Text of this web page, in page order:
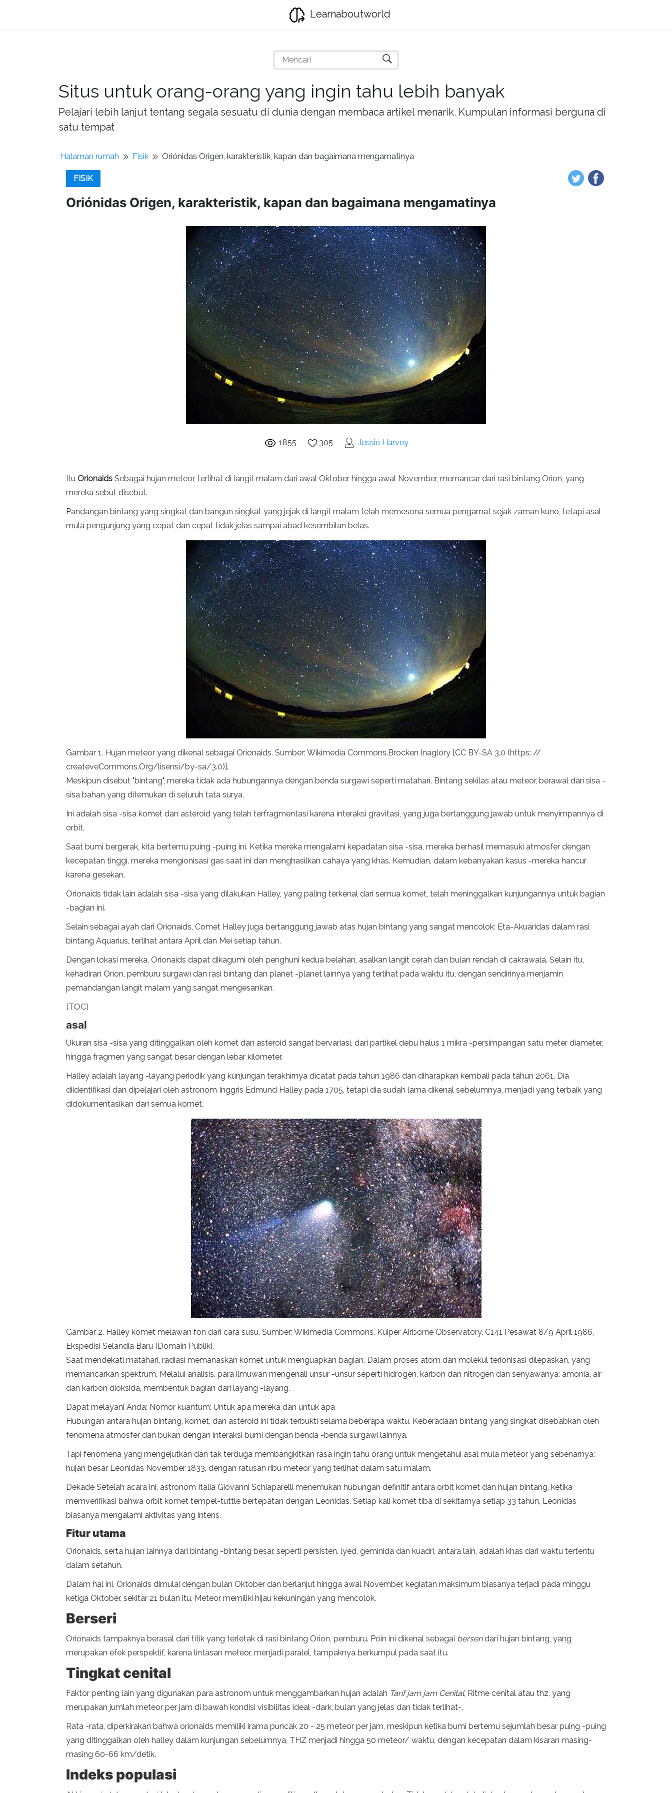
Learnaboutworld
Situs untuk orang-orang yang ingin tahu lebih banyak
Pelajari lebih lanjut tentang segala sesuatu di dunia dengan membaca artikel menarik. Kumpulan informasi berguna di
satu tempat
Halaman rumah Fisik Oriónidas Origen, karakteristik, kapan dan bagaimana mengamatinya
FISIK
Oriónidas Origen, karakteristik, kapan dan bagaimana mengamatinya
1855 305 Jessie Harvey
Itu Orionaids Sebagai hujan meteor, terlihat di langit malam dari awal Oktober hingga awal November, memancar dari rasi bintang Orion, yang
mereka sebut disebut.
Pandangan bintang yang singkat dan bangun singkat yang jejak di langit malam telah memesona semua pengamat sejak zaman kuno, tetapi asal
mula pengunjung yang cepat dan cepat tidak jelas sampai abad kesembilan belas.
Gambar 1. Hujan meteor yang dikenal sebagai Orionaids. Sumber: Wikimedia Commons.Brocken Inaglory [CC BY-SA 3.0 (https: //
createveCommons.Org/lisensi/by-sa/3.0)].
Meskipun disebut "bintang", mereka tidak ada hubungannya dengan benda surgawi seperti matahari. Bintang sekilas atau meteor, berawal dari sisa -
sisa bahan yang ditemukan di seluruh tata surya.
Ini adalah sisa -sisa komet dan asteroid yang telah terfragmentasi karena interaksi gravitasi, yang juga bertanggung jawab untuk menyimpannya di
orbit.
Saat bumi bergerak, kita bertemu puing -puing ini. Ketika mereka mengalami kepadatan sisa -sisa, mereka berhasil memasuki atmosfer dengan
kecepatan tinggi, mereka mengionisasi gas saat ini dan menghasilkan cahaya yang khas. Kemudian, dalam kebanyakan kasus -mereka hancur
karena gesekan.
Orionaids tidak lain adalah sisa -sisa yang dilakukan Halley, yang paling terkenal dari semua komet, telah meninggalkan kunjungannya untuk bagian
-bagian ini.
Selain sebagai ayah dari Orionaids, Comet Halley juga bertanggung jawab atas hujan bintang yang sangat mencolok: Eta-Akuáridas dalam rasi
bintang Aquarius, terlihat antara April dan Mei setiap tahun.
Dengan lokasi mereka, Orionaids dapat dikagumi oleh penghuni kedua belahan, asalkan langit cerah dan bulan rendah di cakrawala. Selain itu,
kehadiran Orion, pemburu surgawi dan rasi bintang dan planet -planet lainnya yang terlihat pada waktu itu, dengan sendirinya menjamin
pemandangan langit malam yang sangat mengesankan.
[TOC]
asal
Ukuran sisa -sisa yang ditinggalkan oleh komet dan asteroid sangat bervariasi, dari partikel debu halus 1 mikra -persimpangan satu meter diameter,
hingga fragmen yang sangat besar dengan lebar kilometer.
Halley adalah layang -layang periodik yang kunjungan terakhirnya dicatat pada tahun 1986 dan diharapkan kembali pada tahun 2061. Dia
diidentifikasi dan dipelajari oleh astronom Inggris Edmund Halley pada 1705, tetapi dia sudah lama dikenal sebelumnya, menjadi yang terbaik yang
didokumentasikan dari semua komet.
Gambar 2. Halley komet melawan fon dari cara susu. Sumber: Wikimedia Commons. Kuiper Airborne Observatory, C141 Pesawat 8/9 April 1986,
Ekspedisi Selandia Baru [Domain Publik].
Saat mendekati matahari, radiasi memanaskan komet untuk menguapkan bagian. Dalam proses atom dan molekul terionisasi dilepaskan, yang
memancarkan spektrum. Melalui analisis, para ilmuwan mengenali unsur -unsur seperti hidrogen, karbon dan nitrogen dan senyawanya: amonia, air
dan karbon dioksida, membentuk bagian dari layang -layang.
Dapat melayani Anda: Nomor kuantum: Untuk apa mereka dan untuk apa
Hubungan antara hujan bintang, komet, dan asteroid ini tidak terbukti selama beberapa waktu. Keberadaan bintang yang singkat disebabkan oleh
fenomena atmosfer dan bukan dengan interaksi bumi dengan benda -benda surgawi lainnya.
Tapi fenomena yang mengejutkan dan tak terduga membangkitkan rasa ingin tahu orang untuk mengetahui asal mula meteor yang sebenarnya:
hujan besar Leonidas November 1833, dengan ratusan ribu meteor yang terlihat dalam satu malam.
Dekade Setelah acara ini, astronom Italia Giovanni Schiaparelli menemukan hubungan definitif antara orbit komet dan hujan bintang, ketika
memverifikasi bahwa orbit komet tempel-tuttle bertepatan dengan Leonidas. Setiap kali komet tiba di sekitarnya setiap 33 tahun, Leonidas
biasanya mengalami aktivitas yang intens.
Fitur utama
Orionaids, serta hujan lainnya dari bintang -bintang besar, seperti persisten, lyed, geminida dan kuadri, antara lain, adalah khas dari waktu tertentu
dalam setahun.
Dalam hal ini, Orionaids dimulai dengan bulan Oktober dan berlanjut hingga awal November, kegiatan maksimum biasanya terjadi pada minggu
ketiga Oktober, sekitar 21 bulan itu. Meteor memiliki hijau kekuningan yang mencolok.
Berseri
Orionaids tampaknya berasal dari titik yang terletak di rasi bintang Orion, pemburu. Poin ini dikenal sebagai berseridari hujan bintang, yang
merupakan efek perspektif, karena lintasan meteor, menjadi paralel, tampaknya berkumpul pada saat itu.
Tingkat cenital
Faktor penting lain yang digunakan para astronom untuk menggambarkan hujan adalah Tarif jam jam Cenital, Ritme cenital atau thz, yang
merupakan jumlah meteor per jam di bawah kondisi visibilitas ideal -dark, bulan yang jelas dan tidak terlihat-.
Rata -rata, diperkirakan bahwa orionaids memiliki irama puncak 20 - 25 meteor per jam, meskipun ketika bumi bertemu sejumlah besar puing -puing
yang ditinggalkan oleh halley dalam kunjungan sebelumnya, THZ menjadi hingga 50 meteor/ waktu, dengan kecepatan dalam kisaran masing-
masing 60-66 km/detik.
Indeks populasi